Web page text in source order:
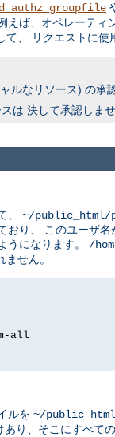
ば、オペレーテ
、 リクエストに
ルなリソース) の承
は 決して承認しませ
、 ~/public_html/
り、 このユーザ
うになります。 /
せん。
all
ルを ~/
り、そこにすべて